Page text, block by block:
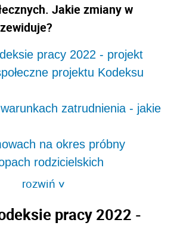
Jakie zmiany w
pracy 2022 - projekt
projektu Kodeksu
zatrudnienia - jakie
na okres próbny
rodzicielskich
rozwiń>
pracy 2022 -